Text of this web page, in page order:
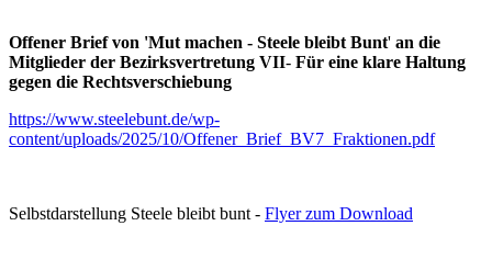
Offener Brief von 'Mut machen - Steele bleibt Bunt' an die
Mitglieder der Bezirksvertretung VII- Für eine klare Haltung
gegen die Rechtsverschiebung
https://www.steelebunt.de/wp-
content/uploads/2025/10/Offener_Brief_BV7_Fraktionen.pdf
Selbstdarstellung Steele bleibt bunt - Flyer zum Download